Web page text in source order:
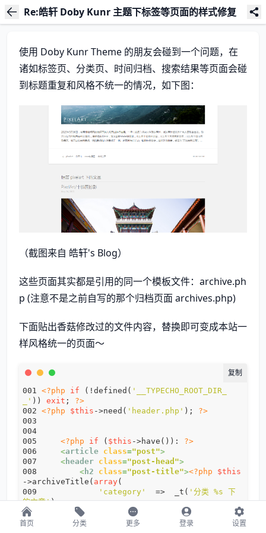
首页 分类 更多 登录 设置
Re:皓轩 Doby Kunr 主题下标签等页面的样式修复
使用 Doby Kunr Theme 的朋友会碰到一个问题，在
诸如标签页、分类页、时间归档、搜索结果等页面会碰
到标题重复和风格不统一的情况，如下图：
（截图来自 皓轩's Blog）
这些页面其实都是引用的同一个模板文件：archive.ph
p (注意不是之前自写的那个归档页面 archives.php)
下面贴出香菇修改过的文件内容，替换即可变成本站一
样风格统一的页面～
<?php if (!defined( '__TYPECHO_ROOT_DIR_
_' )) exit ; ?>
<?php
$this ->need( 'header.php' ); ?>
<?php if ( $this ->have()): ?>
<article class="post">
< header class="post-head">
< h2 class="post-title"><?php
$this
->archiveTitle( array
'category'
  =>  _t(
'分类 %s 下
的文章'
),
'search'
    =>  _t(
'包含关键字 %
s 的文章'